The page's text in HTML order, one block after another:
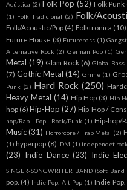
Acústica (2) Folk Pop (52) Folk Punk
(1) Folk Tradicional (2) Folk/
Folk/Acoustic/Pop (4) Folktronica (10)
Future House (3) Futurebass (1)
Alternative Rock (2) German Pop (1)
Metal (19) Glam Rock (6) Global Bass
(7) Gothic Metal (14) Grime (1)
Punk (2) Hard Rock (250)
Heavy Metal (14) Hip Hop (3) Hip
hop (6) Hip-Hop (27) Hip-Hop /
hop/Rap - Pop - Rock/Punk (1) Hip-hop/
Music (31) Horrorcore / Trap Metal (2)
(1) hyperpop (8) IDM (1) independet rock
(23) Indie Dance (23) Indie
SINGER-SONGWRITER BAND (Soft Band
pop. (4) Indie Pop. Alt Pop (1) Indie